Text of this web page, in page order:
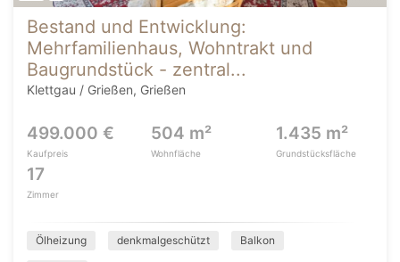
Bestand und Entwicklung:
Mehrfamilienhaus, Wohntrakt und
Baugrundstück - zentral...
Klettgau / Grießen, Grießen
499.000 €
Kaufpreis
504 m²
Wohnfläche
1.435 m²
Grundstücksfläche
17
Zimmer
Ölheizung denkmalgeschützt Balkon